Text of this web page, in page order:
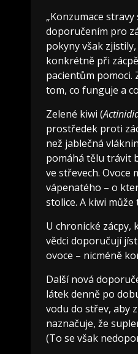
„Konzumace
doporučením pro
pokyny však
konkrétně při
pacientům pomoci.
tom, co funguje a
Zelené kiwi (
prostředek proti
než jablečná
pomáhá tělu trávit
ve střevech.
vápenatého – o
stolice. A kiwi
U chronické zácpy,
vědci doporučují
ovoce – nicméně
Další nová
látek denně po
vodu do střev, aby
naznačuje, že
(To se však